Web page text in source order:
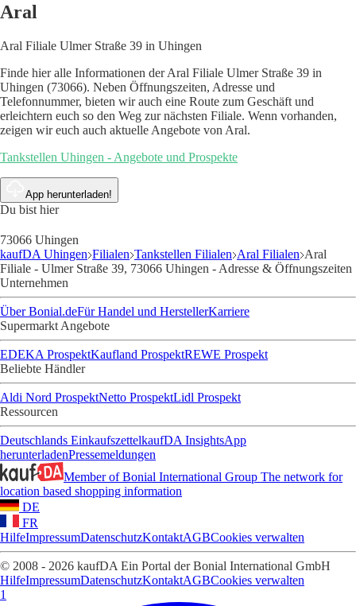
Aral
Aral Filiale Ulmer Straße 39 in Uhingen
Finde hier alle Informationen der Aral Filiale Ulmer Straße 39 in
Uhingen (73066). Neben Öffnungszeiten, Adresse und
Telefonnummer, bieten wir auch eine Route zum Geschäft und
erleichtern euch so den Weg zur nächsten Filiale. Wenn vorhanden,
zeigen wir euch auch aktuelle Angebote von Aral.
Tankstellen Uhingen - Angebote und Prospekte
App herunterladen!
Du bist hier
73066 Uhingen
kaufDA Uhingen Filialen Tankstellen Filialen Aral Filialen Aral
Filiale - Ulmer Straße 39, 73066 Uhingen - Adresse & Öffnungszeiten
Unternehmen
Über Bonial.deFür Handel und HerstellerKarriere
Supermarkt Angebote
EDEKA ProspektKaufland ProspektREWE Prospekt
Beliebte Händler
Aldi Nord ProspektNetto ProspektLidl Prospekt
Ressourcen
Deutschlands EinkaufszettelkaufDA InsightsApp
herunterladenPressemeldungen
Member of Bonial International Group The network for
location based shopping information
DE
FR
HilfeImpressumDatenschutzKontaktAGBCookies verwalten
© 2008 - 2026 kaufDA Ein Portal der Bonial International GmbH
HilfeImpressumDatenschutzKontaktAGBCookies verwalten
1